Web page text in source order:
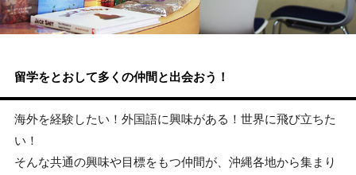
留学をとおして多くの仲間と出会おう！
海外を経験したい！外国語に興味がある！世界に飛び立ちた
い！
そんな共通の興味や目標をもつ仲間が、沖縄各地から集まり